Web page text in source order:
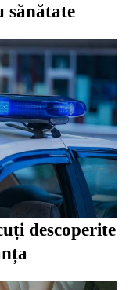
sănătate
descoperite